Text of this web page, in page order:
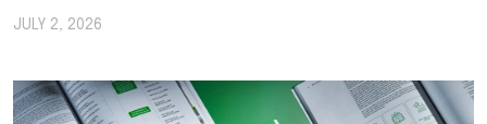
JULY 2, 2026